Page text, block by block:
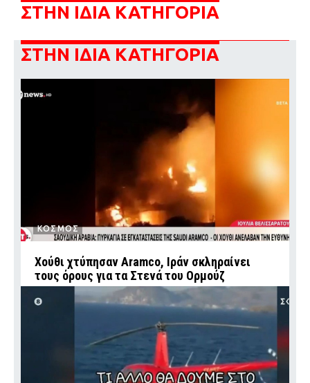
ΣΤΗΝ ΙΔΙΑ ΚΑΤΗΓΟΡΙΑ
ΣΤΗΝ ΙΔΙΑ ΚΑΤΗΓΟΡΙΑ
ΚΟΣΜΟΣ
Χούθι χτύπησαν Aramco, Ιράν σκληραίνει
τους όρους για τα Στενά του Ορμούζ